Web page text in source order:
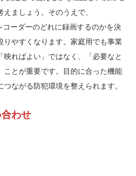
ましょう。そのうえで、
ーダーのどれに録画するのかを決
りやすくなります。家庭用でも事業
映ればよい」ではなく、「必要なと
ことが重要です。目的に合った機能
ながる防犯環境を整えられます。
わせ